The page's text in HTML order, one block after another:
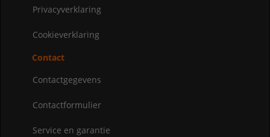
Privacyverklaring
Cookieverklaring
Contact
Contactgegevens
Contactformulier
Service en garantie